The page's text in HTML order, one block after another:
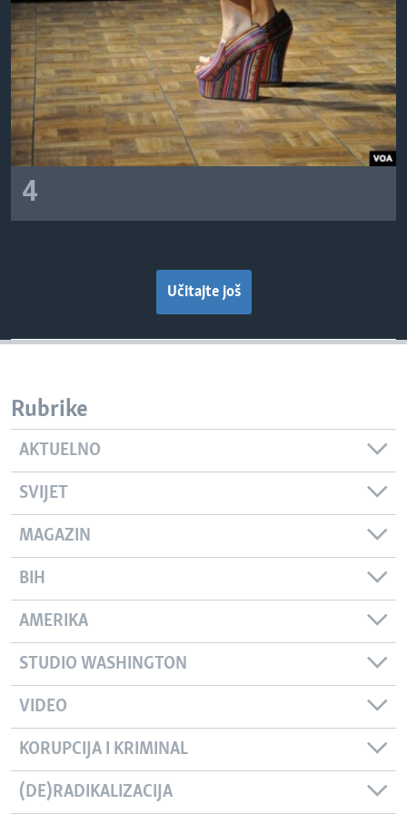
4
Učitajte još
Rubrike
AKTUELNO
SVIJET
MAGAZIN
BIH
AMERIKA
STUDIO WASHINGTON
VIDEO
KORUPCIJA I KRIMINAL
(DE)RADIKALIZACIJA